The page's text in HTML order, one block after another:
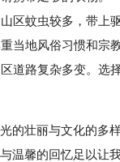
蚊虫较多，带上驱
地风俗习惯和宗教
路复杂多变。选择
壮丽与文化的多
温馨的回忆足以让